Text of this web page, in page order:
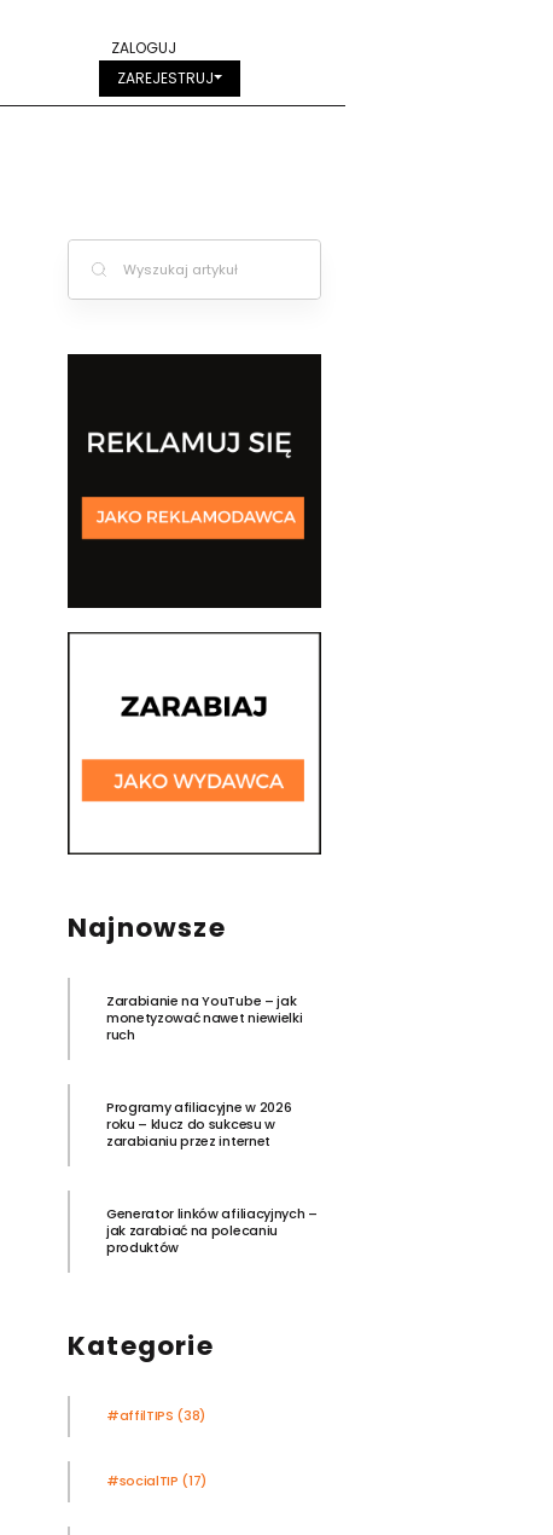
ZALOGUJ
ZAREJESTRUJ
Najnowsze
Zarabianie na YouTube – jak
monetyzować nawet niewielki
ruch
Programy afiliacyjne w 2026
roku – klucz do sukcesu w
zarabianiu przez internet
Generator linków afiliacyjnych –
jak zarabiać na polecaniu
produktów
Kategorie
#affilTIPS (38)
#socialTIP (17)